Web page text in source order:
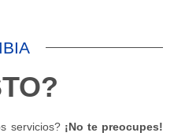
servicios? ¡No te preocupes!